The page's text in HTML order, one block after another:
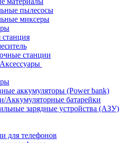
пылесосы
миксеры
станция
станции
Аксессуары
аккумуляторы (Power bank)
Аккумуляторные батарейки
зарядные устройства (АЗУ)
для телефонов